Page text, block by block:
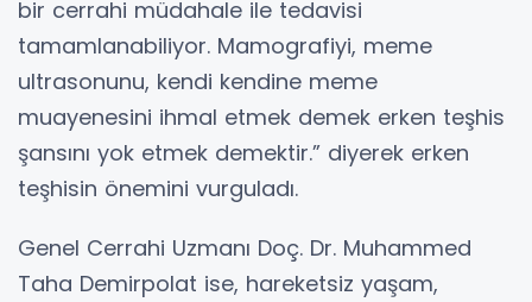
bir cerrahi müdahale ile tedavisi
tamamlanabiliyor. Mamografiyi, meme
ultrasonunu, kendi kendine meme
muayenesini ihmal etmek demek erken teşhis
şansını yok etmek demektir.” diyerek erken
teşhisin önemini vurguladı.
Genel Cerrahi Uzmanı Doç. Dr. Muhammed
Taha Demirpolat ise, hareketsiz yaşam,